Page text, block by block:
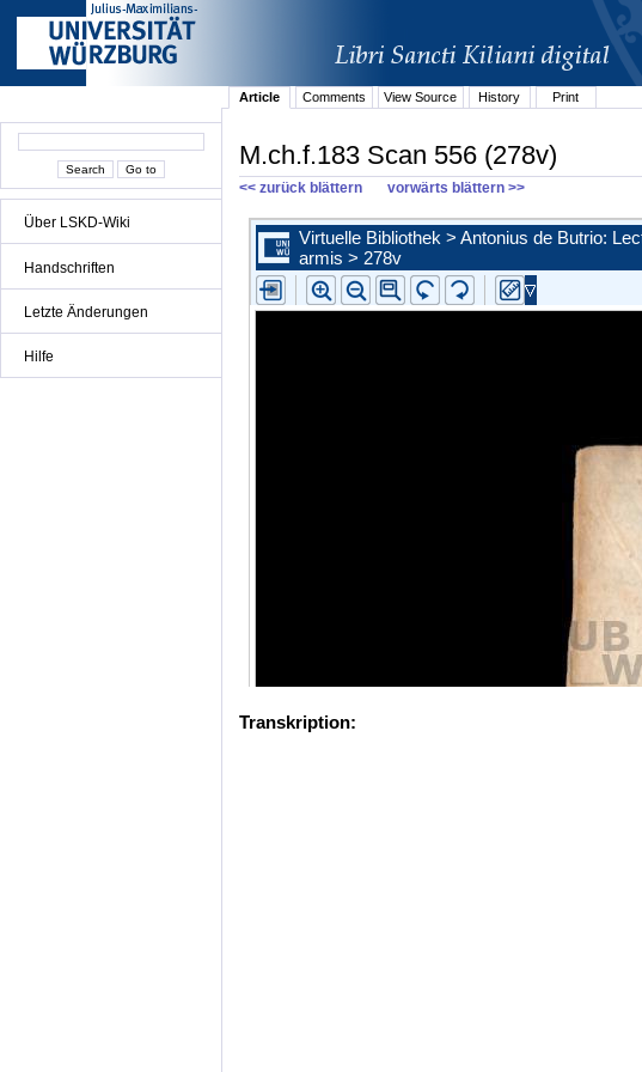
Über LSKD-Wiki
Handschriften
Letzte Änderungen
Hilfe
Article
Comments View Source History Print
M.ch.f.183 Scan 556 (278v)
<< zurück blättern vorwärts blättern >>
Transkription: